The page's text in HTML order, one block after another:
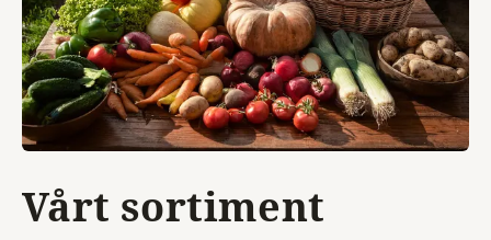
Vårt sortiment